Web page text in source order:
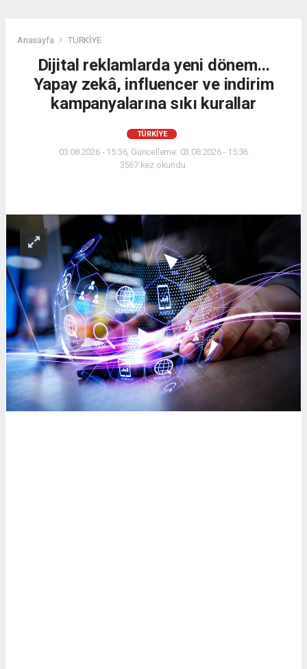
Anasayfa TÜRKİYE
Dijital reklamlarda yeni dönem...
Yapay zekâ, influencer ve indirim
kampanyalarına sıkı kurallar
TÜRKİYE
03.08.2026 - 15:36, Güncelleme: 03.08.2026 - 15:36
3567 kez okundu.